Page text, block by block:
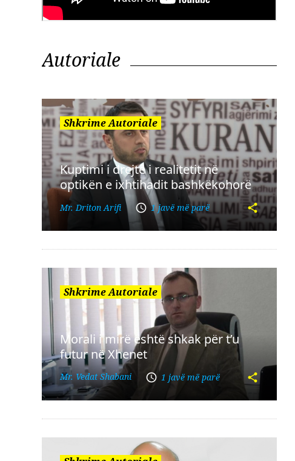
Autoriale
Shkrime Autoriale
Kuptimi i drejtë i realitetit në
optikën e ixhtihadit bashkëkohorë
Mr. Driton Arifi 1 javë më parë
Shkrime Autoriale
Morali i mirë është shkak për t’u
futur në Xhenet
Mr. Vedat Shabani 1 javë më parë